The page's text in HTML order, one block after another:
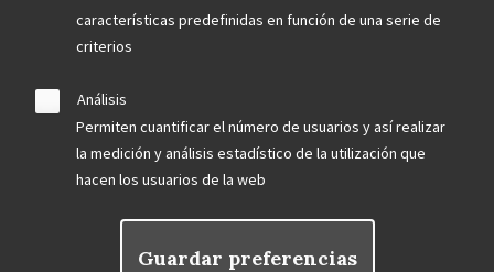
características predefinidas en función de una serie de
criterios
Análisis
Permiten cuantificar el número de usuarios y así realizar
la medición y análisis estadístico de la utilización que
hacen los usuarios de la web
Guardar preferencias